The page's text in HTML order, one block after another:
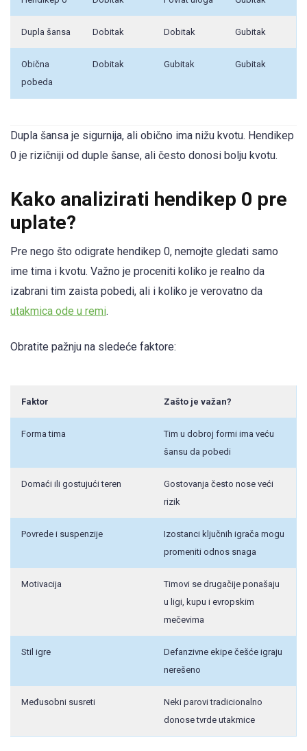
Dupla šansa Dobitak Dobitak Gubitak
Obična
pobeda
Dobitak Gubitak Gubitak
Dupla šansa je sigurnija, ali obično ima nižu kvotu. Hendikep
0 je rizičniji od duple šanse, ali često donosi bolju kvotu.
Kako analizirati hendikep 0 pre
uplate?
Pre nego što odigrate hendikep 0, nemojte gledati samo
ime tima i kvotu. Važno je proceniti koliko je realno da
izabrani tim zaista pobedi, ali i koliko je verovatno da
utakmica ode u remi.
Obratite pažnju na sledeće faktore:
Faktor Zašto je važan?
Forma tima
Tim u dobroj formi ima veću
šansu da pobedi
Domaći ili gostujući teren
Gostovanja često nose veći
rizik
Povrede i suspenzije
Izostanci ključnih igrača mogu
promeniti odnos snaga
Motivacija
Timovi se drugačije ponašaju
u ligi, kupu i evropskim
mečevima
Stil igre
Defanzivne ekipe češće igraju
nerešeno
Međusobni susreti
Neki parovi tradicionalno
donose tvrde utakmice